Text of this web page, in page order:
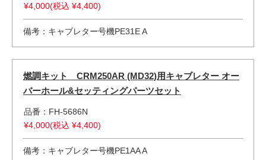
¥4,000(税込 ¥4,400)
備考：キャブレター号機PE31E A
燃調キット CRM250AR (MD32)用キャブレター オー
バーホール&セッティングパーツセット
品番：FH-5686N
¥4,000(税込 ¥4,400)
備考：キャブレター号機PE1AA A